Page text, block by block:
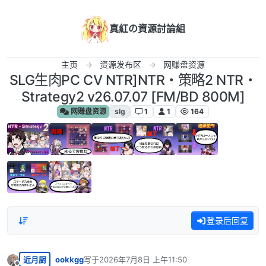
真紅の資源討論組
主页 资源发布区 网赚盘资源
SLG生肉PC CV NTR]NTR・策略2 NTR・
Strategy2 v26.07.07 [FM/BD 800M]
网赚盘资源 slg 1 1 164
登录后回复
近月厨 ookkgg写于2026年7月8日 上午11:50